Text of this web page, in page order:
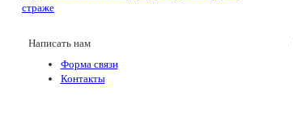
страже
Написать нам
Форма связи
Контакты